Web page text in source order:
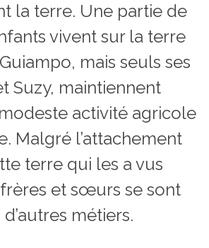
la terre. Une partie de
vivent sur la terre
mais seuls ses
Suzy, maintiennent
activité agricole
Malgré l’attachement
terre qui les a vus
et sœurs se sont
métiers.